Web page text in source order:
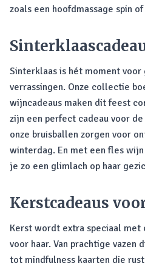
zoals een hoofdmassage spin
Sinterklaas is hét moment
verrassingen. Onze collectie
wijncadeaus maken dit feest
zijn een perfect cadeau voor
onze bruisballen zorgen voor
winterdag. En met een fles
je zo een glimlach op haar
Kerstcadeaus
Kerst wordt extra speciaal met
voor haar. Van prachtige
tot mindfulness kaarten die